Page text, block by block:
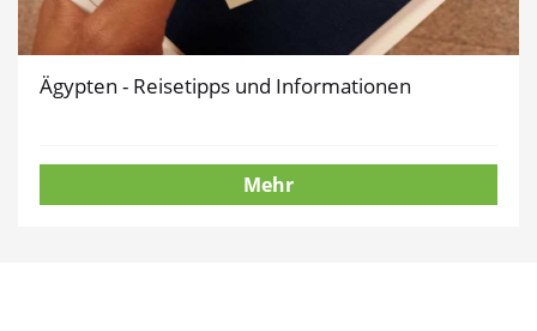
Ägypten - Reisetipps und Informationen
Mehr